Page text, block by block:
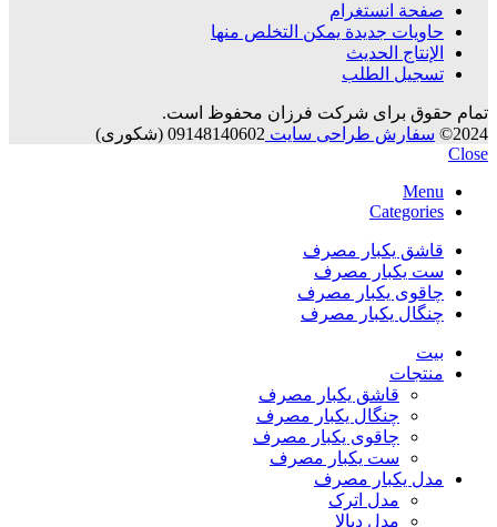
صفحة انستغرام
حاويات جديدة يمكن التخلص منها
الإنتاج الحديث
تسجيل الطلب
تمام حقوق برای شرکت فرزان محفوظ است.
2024©
سفارش طراحی سایت 09148140602 (شکوری)
Close
Menu
Categories
قاشق یکبار مصرف
ست یکبار مصرف
چاقوی یکبار مصرف
چنگال یکبار مصرف
بيت
منتجات
قاشق یکبار مصرف
چنگال یکبار مصرف
چاقوی یکبار مصرف
ست یکبار مصرف
مدل یکبار مصرف
مدل اترک
مدل دیالا